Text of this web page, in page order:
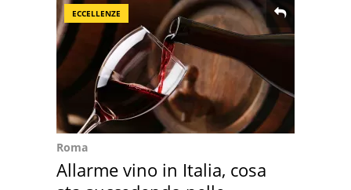
ECCELLENZE
Roma
Allarme vino in Italia, cosa